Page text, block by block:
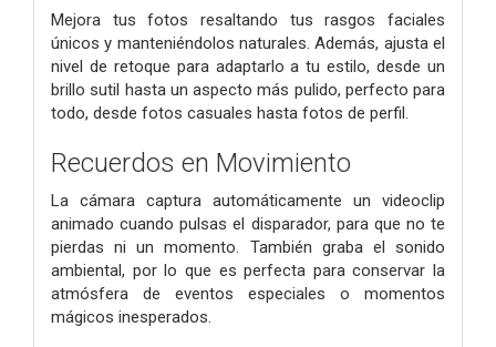
Mejora tus fotos resaltando tus rasgos faciales
únicos y manteniéndolos naturales. Además, ajusta el
nivel de retoque para adaptarlo a tu estilo, desde un
brillo sutil hasta un aspecto más pulido, perfecto para
todo, desde fotos casuales hasta fotos de perfil.
Recuerdos en Movimiento
La cámara captura automáticamente un videoclip
animado cuando pulsas el disparador, para que no te
pierdas ni un momento. También graba el sonido
ambiental, por lo que es perfecta para conservar la
atmósfera de eventos especiales o momentos
mágicos inesperados.